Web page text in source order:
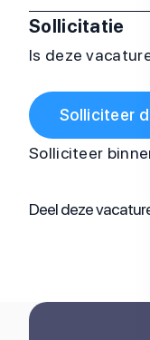
Sollicitatie
Is deze
Solliciteer
Solliciteer
Deel deze